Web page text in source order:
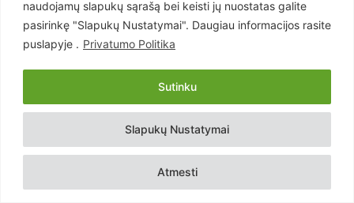
naudojamų slapukų sąrašą bei keisti jų nuostatas galite
pasirinkę "Slapukų Nustatymai". Daugiau informacijos rasite
puslapyje . Privatumo Politika
Slapukų Nustatymai
Atmesti
Sutinku
POPULIARIAUSI
Skandalas: elektros gamintojai nori
parduoti elektrą po 10 centų, valdžios
atstovai...
28 rugsėjo, 2022
Jurbarkiečiui trūko kantrybė: „Pone